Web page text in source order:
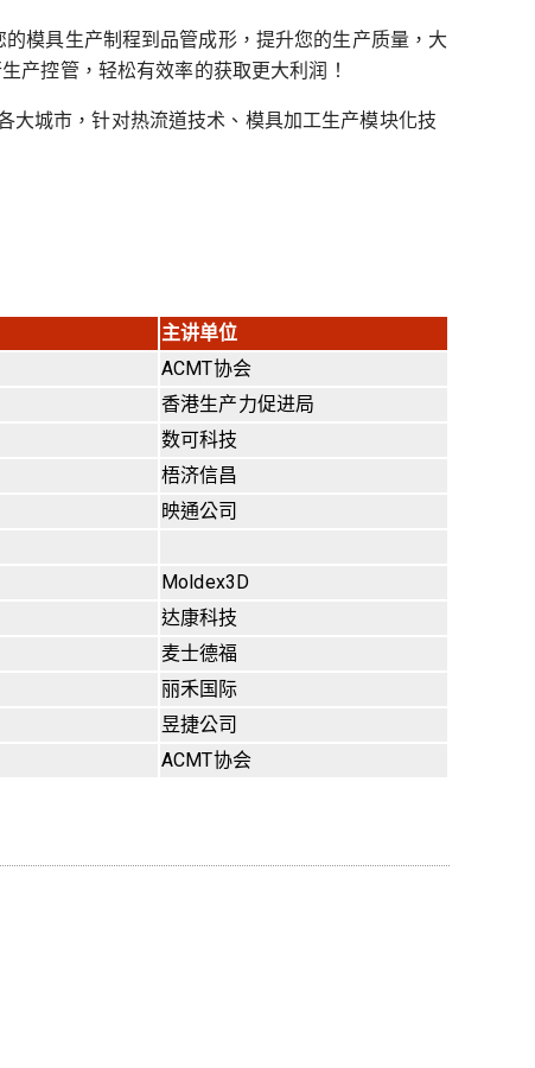
模具生产制程到品管成形，提升您的生产质量，大
产控管，轻松有效率的获取更大利润！
大城市，针对热流道技术、模具加工生产模块化技
主讲单位
ACMT协会
香港生产力促进局
数可科技
梧济信昌
映通公司
Moldex3D
达康科技
麦士德福
丽禾国际
昱捷公司
ACMT协会